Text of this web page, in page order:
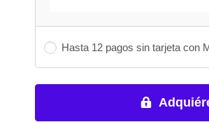
Hasta 12 pagos sin tarjeta con